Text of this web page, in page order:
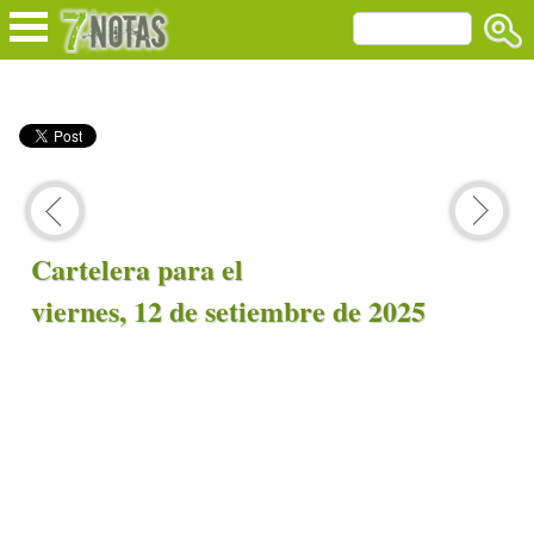
Cartelera para el
viernes, 12 de setiembre de 2025